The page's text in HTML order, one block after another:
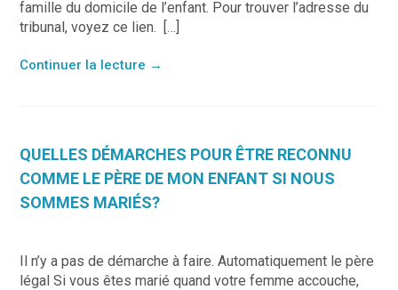
famille du domicile de l’enfant. Pour trouver l’adresse du
tribunal, voyez ce lien. […]
Continuer la lecture →
QUELLES DÉMARCHES POUR ÊTRE RECONNU
COMME LE PÈRE DE MON ENFANT SI NOUS
SOMMES MARIÉS?
Il n’y a pas de démarche à faire. Automatiquement le père
légal Si vous êtes marié quand votre femme accouche,